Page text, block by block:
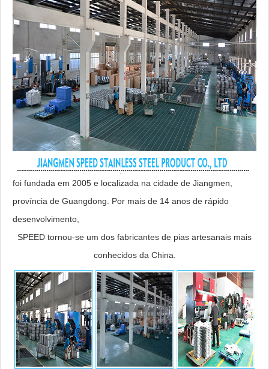
foi fundada em 2005 e localizada na cidade de Jiangmen,
província de Guangdong. Por mais de 14 anos de rápido
desenvolvimento,
SPEED tornou-se um dos fabricantes de pias artesanais mais
conhecidos da China.